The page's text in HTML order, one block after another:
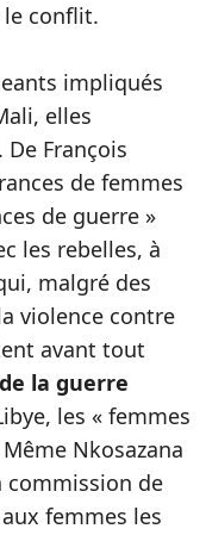
conflit.
impliqués
elles
. De François
de femmes
de guerre »
les rebelles, à
malgré des
violence contre
avant tout
la guerre
les « femmes
Nkosazana
commission de
femmes les